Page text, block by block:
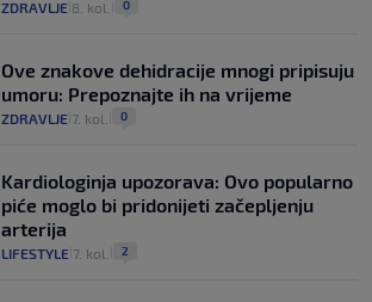
ZDRAVLJE 8. kol. 0
Ove znakove dehidracije mnogi pripisuju
umoru: Prepoznajte ih na vrijeme
ZDRAVLJE 7. kol. 0
Kardiologinja upozorava: Ovo popularno
piće moglo bi pridonijeti začepljenju
arterija
LIFESTYLE 7. kol. 2